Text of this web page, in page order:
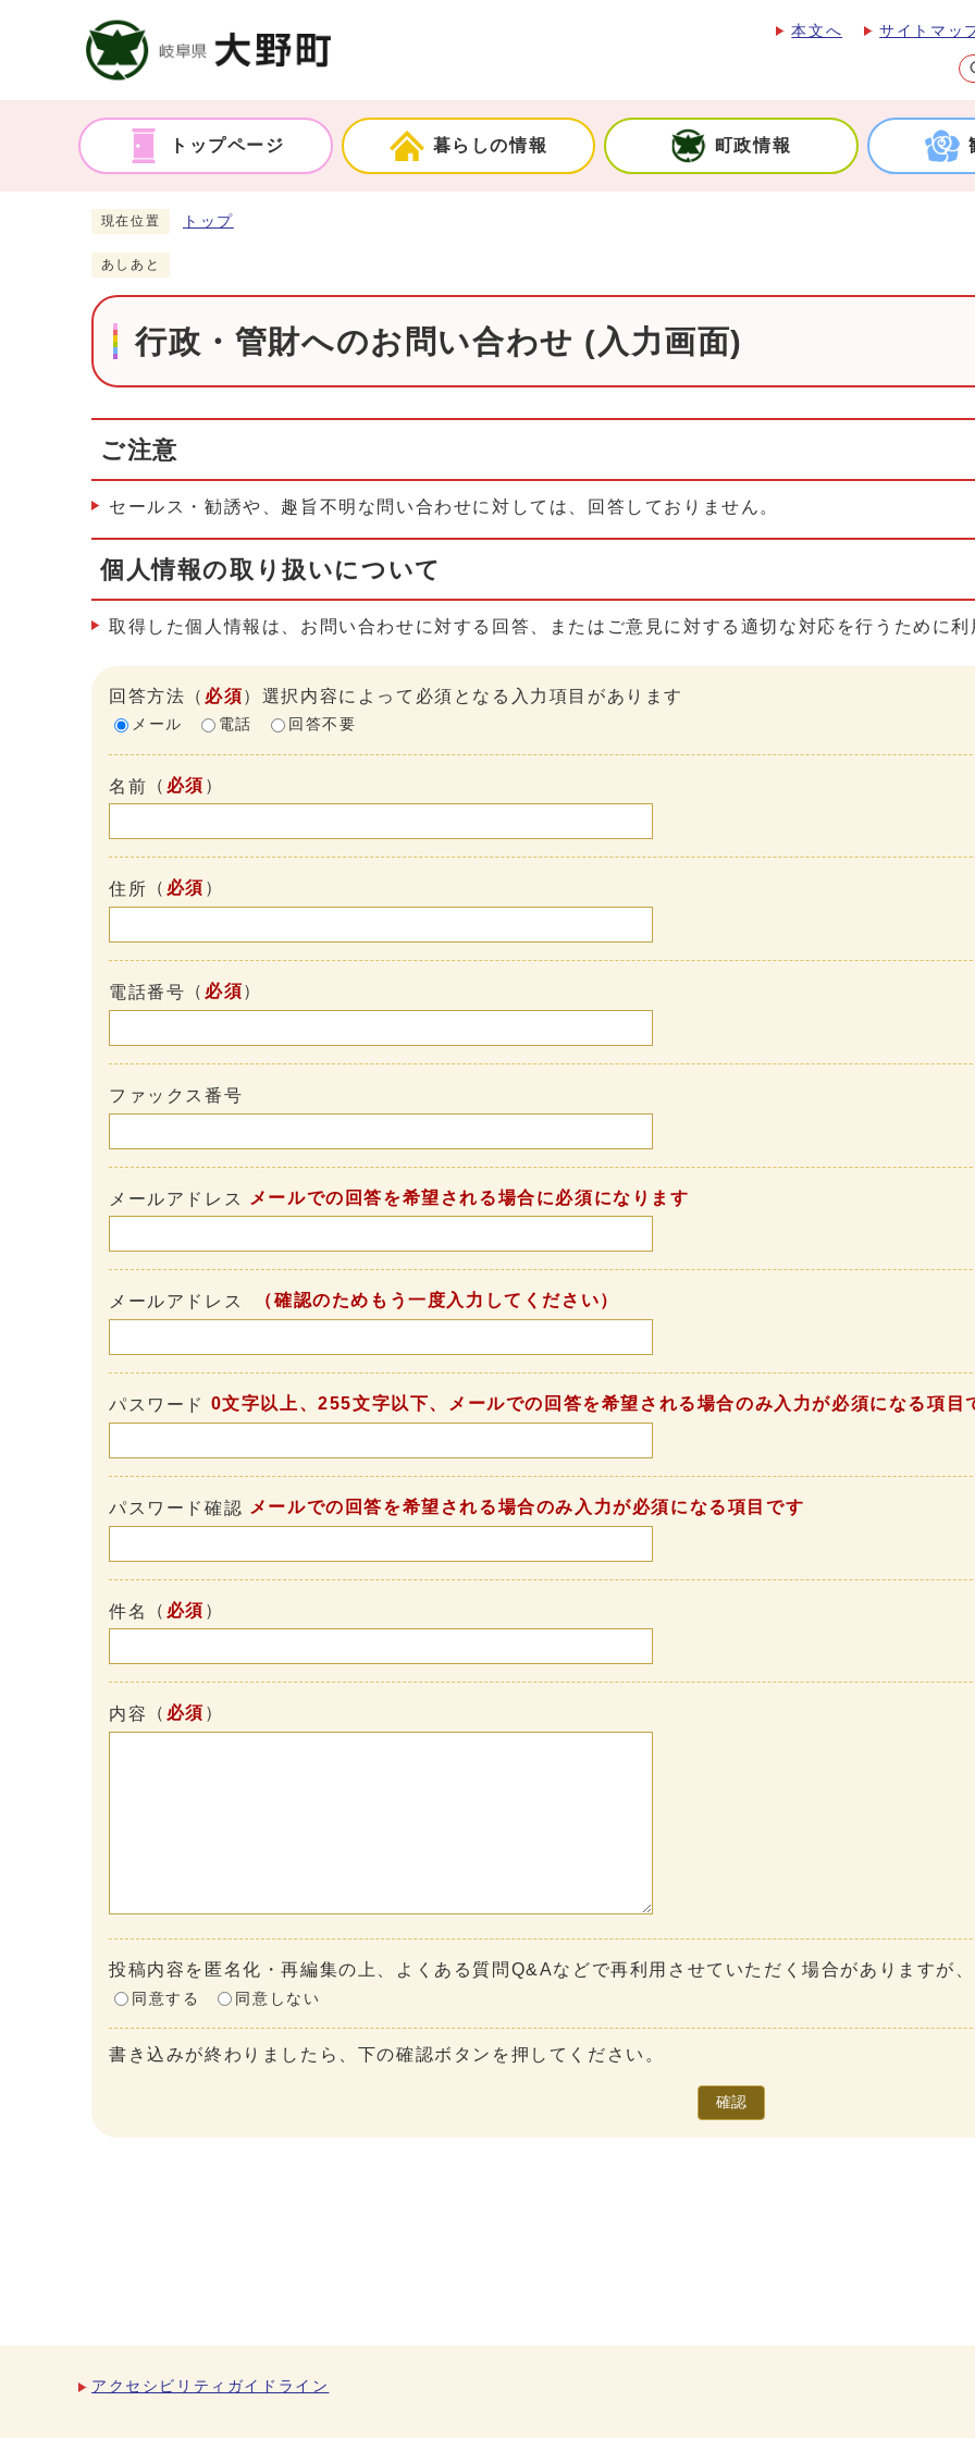
本文へ サイトマッ
トップページ 暮らしの情報 町政情報
現在位置 トップ
あしあと
行政・管財へのお問い合わせ (入力画面)
ご注意
セールス・勧誘や、趣旨不明な問い合わせに対しては、回答しておりません。
個人情報の取り扱いについて
取得した個人情報は、お問い合わせに対する回答、またはご意見に対する適切な対応を行うために
回答方法 （ 必須）選択内容によって必須となる入力項目があります
メール 電話 回答不要
名前 （ 必須 ）
住所 （ 必須 ）
電話番号 （ 必須）
ファックス番号
メールアドレス メールでの回答を希望される場合に必須になります
メールアドレス （確認のためもう一度入力してください）
パスワード 0文字以上、255文字以下、メールでの回答を希望される場合のみ入力が必須になる項目
パスワード確認 メールでの回答を希望される場合のみ入力が必須になる項目です
件名 （ 必須 ）
内容 （ 必須 ）
投稿内容を匿名化・再編集の上、よくある質問Q&Aなどで再利用させていただく場合がありますが
同意する 同意しない
書き込みが終わりましたら、下の確認ボタンを押してください。
確認
アクセシビリティガイドライン